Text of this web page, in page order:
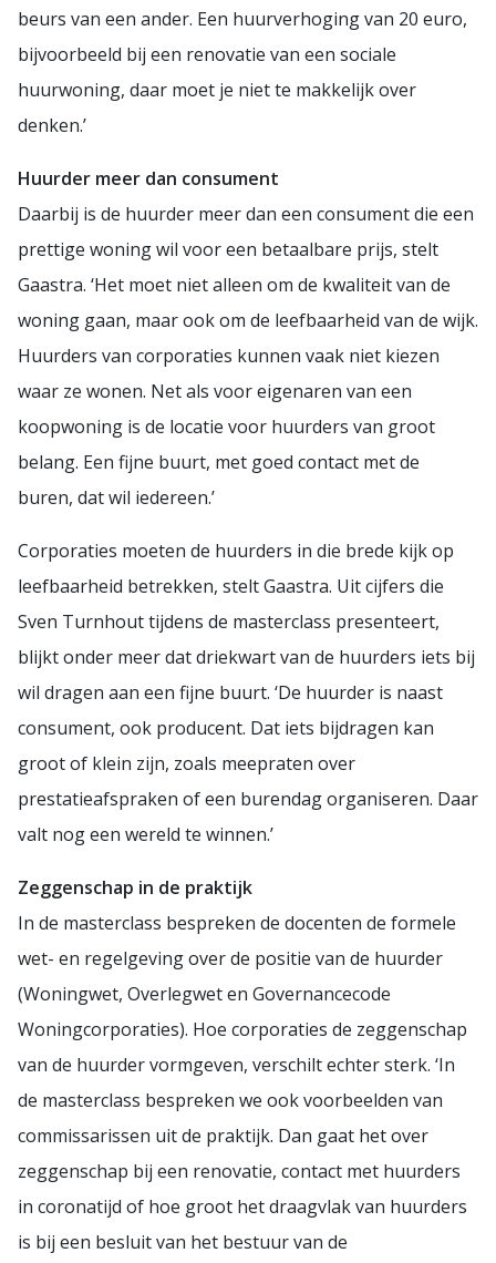
beurs van een ander. Een huurverhoging van 20 euro,
bijvoorbeeld bij een renovatie van een sociale
huurwoning, daar moet je niet te makkelijk over
denken.’
Huurder meer dan consument
Daarbij is de huurder meer dan een consument die een
prettige woning wil voor een betaalbare prijs, stelt
Gaastra. ‘Het moet niet alleen om de kwaliteit van de
woning gaan, maar ook om de leefbaarheid van de wijk.
Huurders van corporaties kunnen vaak niet kiezen
waar ze wonen. Net als voor eigenaren van een
koopwoning is de locatie voor huurders van groot
belang. Een fijne buurt, met goed contact met de
buren, dat wil iedereen.’
Corporaties moeten de huurders in die brede kijk op
leefbaarheid betrekken, stelt Gaastra. Uit cijfers die
Sven Turnhout tijdens de masterclass presenteert,
blijkt onder meer dat driekwart van de huurders iets bij
wil dragen aan een fijne buurt. ‘De huurder is naast
consument, ook producent. Dat iets bijdragen kan
groot of klein zijn, zoals meepraten over
prestatieafspraken of een burendag organiseren. Daar
valt nog een wereld te winnen.’
Zeggenschap in de praktijk
In de masterclass bespreken de docenten de formele
wet- en regelgeving over de positie van de huurder
(Woningwet, Overlegwet en Governancecode
Woningcorporaties). Hoe corporaties de zeggenschap
van de huurder vormgeven, verschilt echter sterk. ‘In
de masterclass bespreken we ook voorbeelden van
commissarissen uit de praktijk. Dan gaat het over
zeggenschap bij een renovatie, contact met huurders
in coronatijd of hoe groot het draagvlak van huurders
is bij een besluit van het bestuur van de